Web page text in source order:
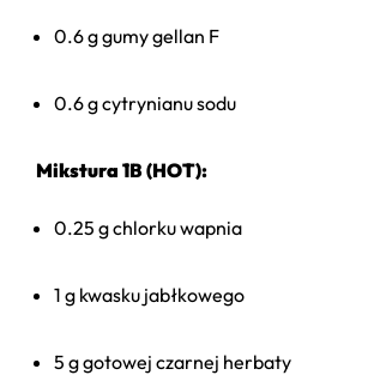
0.6 g gumy gellan F
0.6 g cytrynianu sodu
Mikstura 1B (HOT):
0.25 g chlorku wapnia
1 g kwasku jabłkowego
5 g gotowej czarnej herbaty